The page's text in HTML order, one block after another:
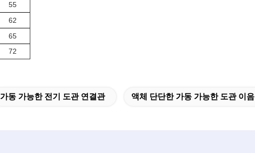
55
62
65
72
가동 가능한 전기 도관 연결관 액체 단단한 가동 가능한 도관 이